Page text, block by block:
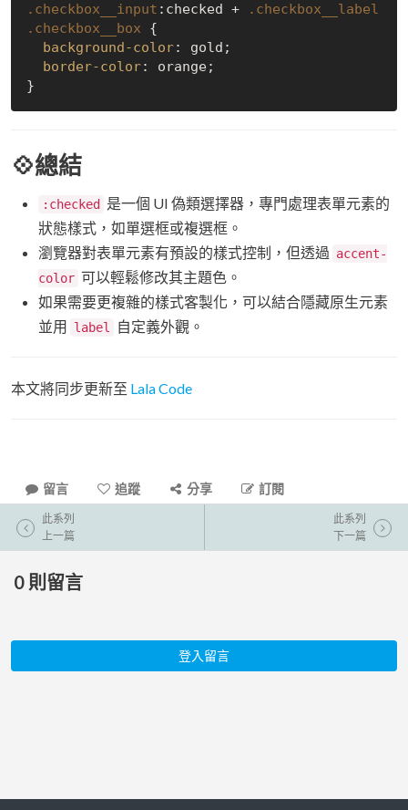
.checkbox__input :checked +
.checkbox__label
.checkbox__box {
background-color: gold;
border-color: orange;
💠總結
:checked
是一個 UI 偽類選擇器，專門處理表單元素的
狀態樣式，如單選框或複選框。
瀏覽器對表單元素有預設的樣式控制，但透過 accent-
color 可以輕鬆修改其主題色。
如果需要更複雜的樣式客製化，可以結合隱藏原生元素
並用 label 自定義外觀。
本文將同步更新至 Lala Code
留言 追蹤 分享 訂閱
此系列
上一篇
此系列
下一篇
0 則留言
登入留言